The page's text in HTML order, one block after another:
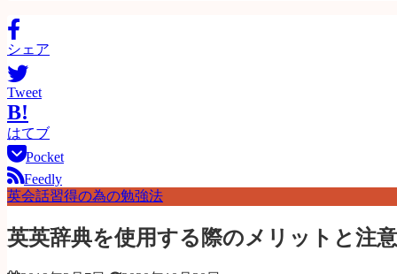
シェア
Tweet
B!
はてブ
Pocket
Feedly
英会話習得の為の勉強法
英英辞典を使用する際のメリットと注